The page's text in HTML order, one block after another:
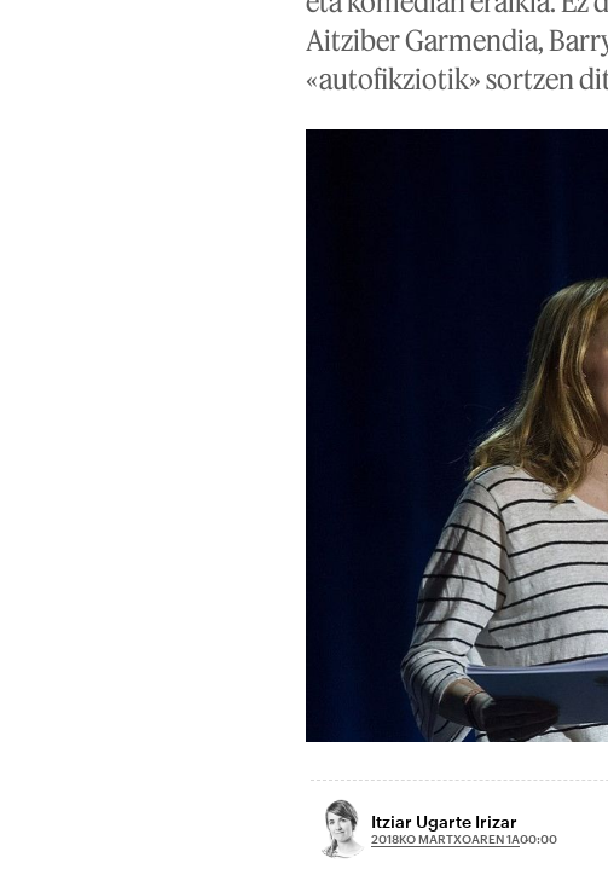
Aitziber Garmendia,
«autofikziotik» sortzen
Itziar Ugarte Irizar
2018KO MARTXOAREN 1A00:00